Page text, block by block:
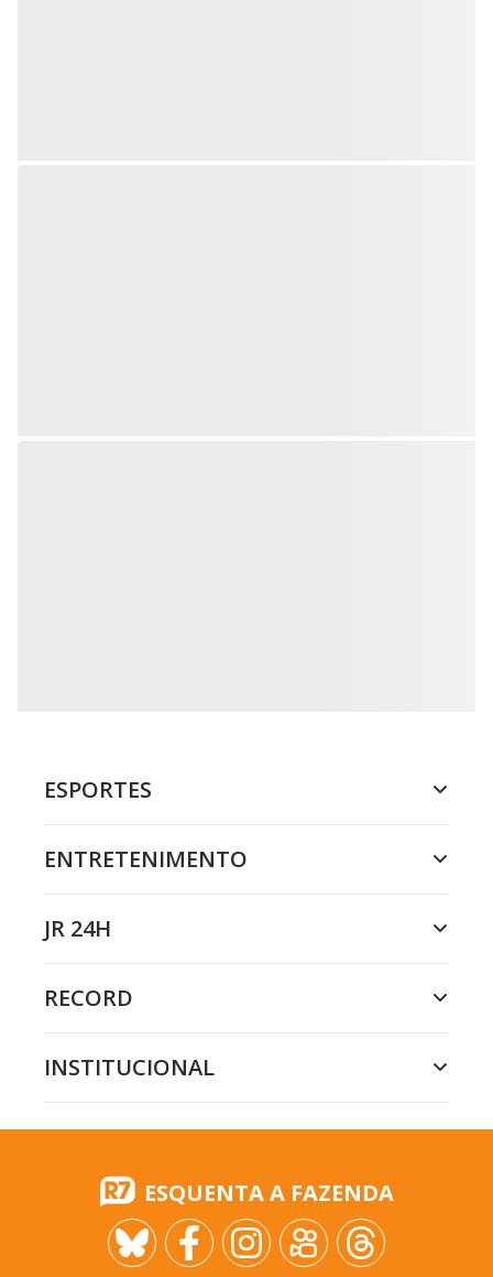
ESPORTES
ENTRETENIMENTO
JR 24H
RECORD
INSTITUCIONAL
ESQUENTA A FAZENDA